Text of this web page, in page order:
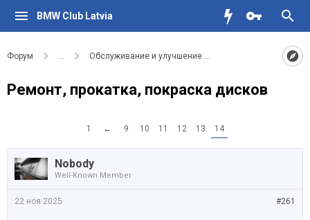
BMW Club Latvia
Форум ... Обслуживание и улучшение вашего BMW
Ремонт, прокатка, покраска дисков
1 ← 9 10 11 12 13 14
Nobody
Well-Known Member
#261
22 ноя 2025